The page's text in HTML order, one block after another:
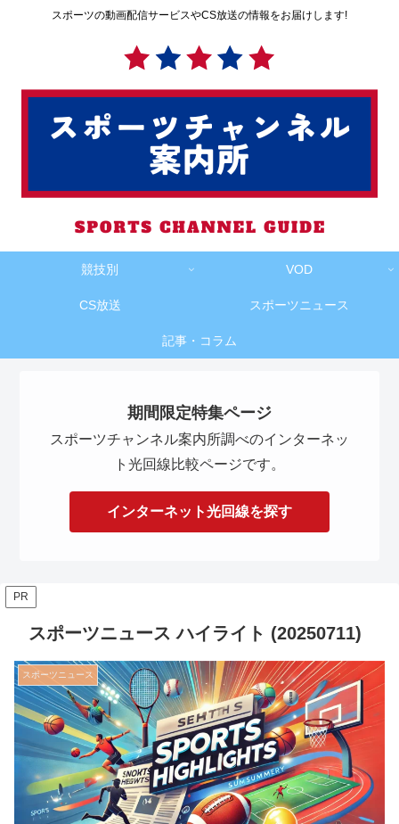
スポーツの動画配信サービスやCS放送の情報をお届けします!
競技別 VOD
CS放送 スポーツニュース
記事・コラム
期間限定特集ページ
スポーツチャンネル案内所調べのインターネッ
ト光回線比較ページです。
インターネット光回線を探す
PR
スポーツニュース ハイライト (20250711)
スポーツニュース